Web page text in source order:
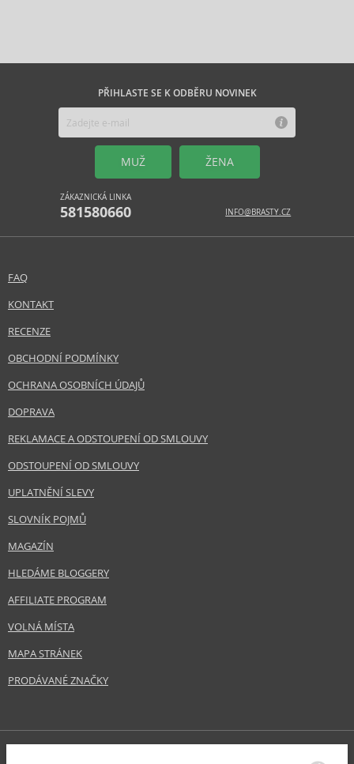
PŘIHLASTE SE K ODBĚRU NOVINEK
MUŽ ŽENA
ZÁKAZNICKÁ LINKA
581580660 INFO@BRASTY.CZ
FAQ
KONTAKT
RECENZE
OBCHODNÍ PODMÍNKY
OCHRANA OSOBNÍCH ÚDAJŮ
DOPRAVA
REKLAMACE A ODSTOUPENÍ OD SMLOUVY
ODSTOUPENÍ OD SMLOUVY
UPLATNĚNÍ SLEVY
SLOVNÍK POJMŮ
MAGAZÍN
HLEDÁME BLOGGERY
AFFILIATE PROGRAM
VOLNÁ MÍSTA
MAPA STRÁNEK
PRODÁVANÉ ZNAČKY